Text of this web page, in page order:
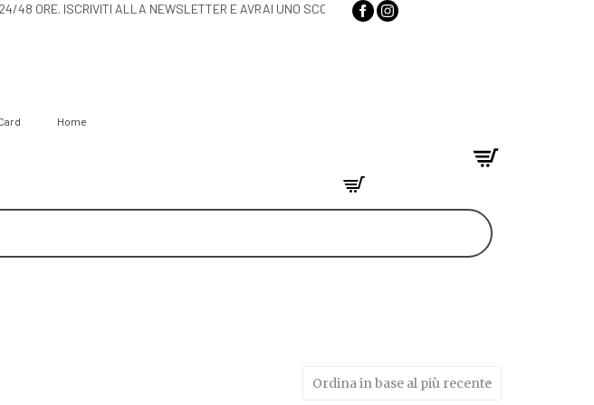
ENTRO 24/48 ORE. ISCRIVITI ALLA NEWSLETTER E AVRAI UNO SCONTO
Home
Ordina in base al più recente